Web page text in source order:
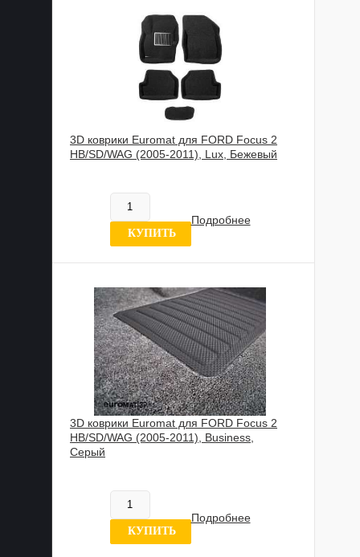
3D коврики Euromat для FORD Focus 2
HB/SD/WAG (2005-2011), Lux, Бежевый
Нет в наличии
4 отзыва
КУПИТЬ
Подробнее
3D коврики Euromat для FORD Focus 2
HB/SD/WAG (2005-2011), Business,
Серый
Нет в наличии
4 отзыва
КУПИТЬ
Подробнее